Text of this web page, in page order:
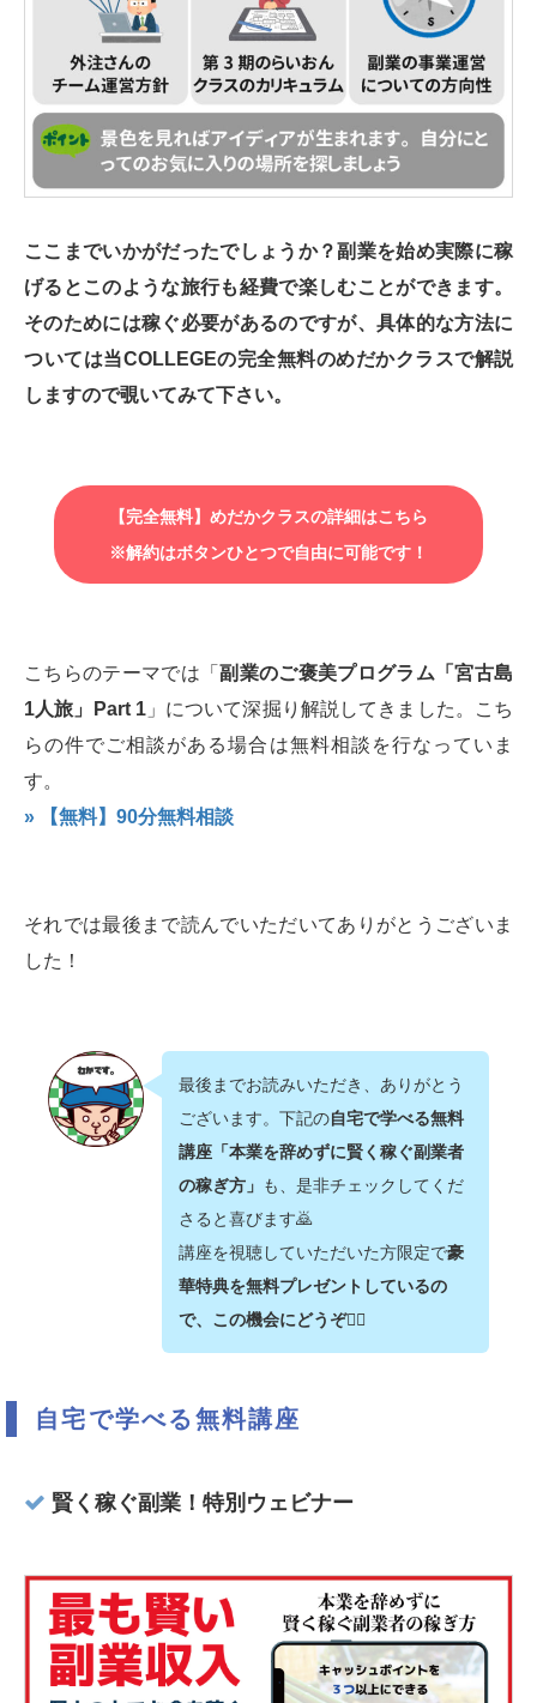
ここまでいかがだったでしょうか？副業を始め実際に稼
げるとこのような旅行も経費で楽しむことができます。
そのためには稼ぐ必要があるのですが、具体的な方法に
ついては当COLLEGEの完全無料のめだかクラスで解説
しますので覗いてみて下さい。
【完全無料】めだかクラスの詳細はこちら
※解約はボタンひとつで自由に可能です！
こちらのテーマでは「副業のご褒美プログラム「宮古島
1人旅」Part 1」について深掘り解説してきました。こち
らの件でご相談がある場合は無料相談を行なっていま
す。
» 【無料】90分無料相談
それでは最後まで読んでいただいてありがとうございま
した！
最後までお読みいただき、ありがとう
ございます。下記の自宅で学べる無料
講座「本業を辞めずに賢く稼ぐ副業者
の稼ぎ方」 も、是非チェックしてくだ
さると喜びます🙇‍
講座を視聴していただいた方限定で豪
華特典を無料プレゼントしているの
で、この機会にどうぞ💁‍♂️
自宅で学べる無料講座
賢く稼ぐ副業！特別ウェビナー